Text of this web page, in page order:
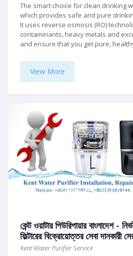
The smart choice for clean drinking
which provides safe and pure
It uses reverse osmosis (RO)
contaminants, heavy metals and
and ensure that you get pure,
View More
কেন্ট ওয়াটার পিউরিপায়ার বাংলাদেশ -
ফিল্টারের বিক্রোয়োত্তর সেবা দানকারী
Kent Water Purifier Service